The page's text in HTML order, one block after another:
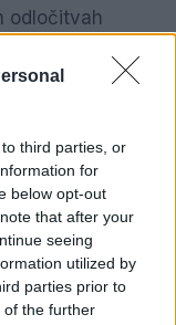
third parties, or
for
below opt-out
that after your
seeing
utilized by
parties prior to
of the further
odločitvah
skupnosti,